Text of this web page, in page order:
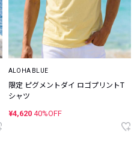
ALOHA BLUE
限定 ピグメントダイ ロゴプリントT
シャツ
¥4,620 40%OFF